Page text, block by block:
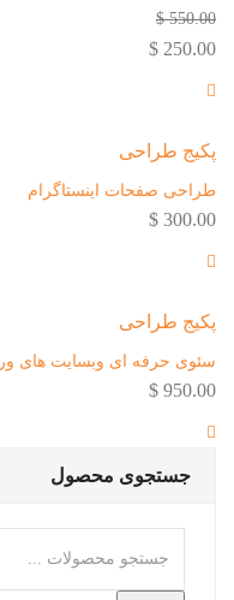
550.00 $
250.00 $
پکیج طراحی
طراحی صفحات اینستاگرام
300.00 $
پکیج طراحی
سئوی حرفه ای وبسایت های
950.00 $
جستجوی محصول